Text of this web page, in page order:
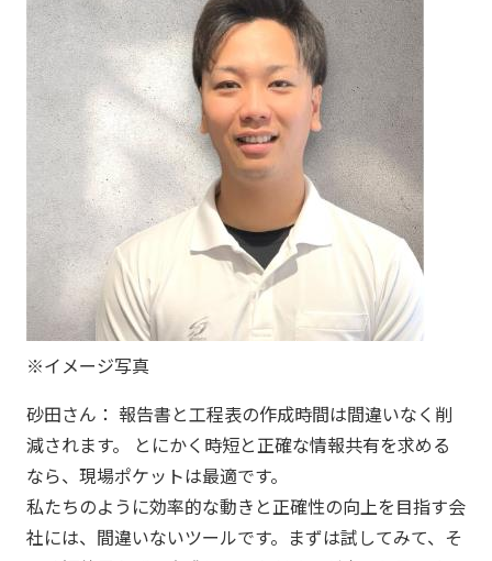
※イメージ写真
砂田さん： 報告書と工程表の作成時間は間違いなく削
減されます。 とにかく時短と正確な情報共有を求める
なら、現場ポケットは最適です。
私たちのように効率的な動きと正確性の向上を目指す会
社には、間違いないツールです。まずは試してみて、そ